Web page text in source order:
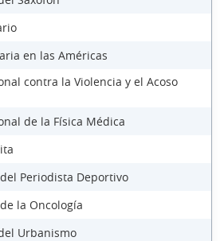
en las Américas
contra la Violencia y el Acoso
de la Física Médica
Periodista Deportivo
la Oncología
Urbanismo